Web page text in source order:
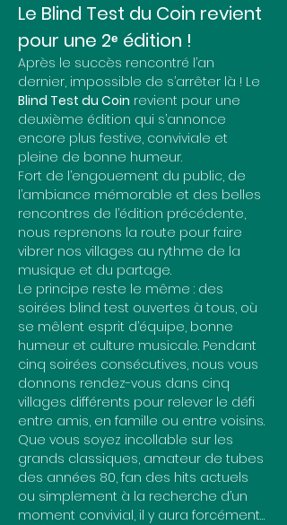
Le Blind Test du Coin revient
pour une 2ᵉ édition !
Après le succès rencontré l’an
dernier, impossible de s’arrêter là ! Le
Blind Test du Coin revient pour une
deuxième édition qui s’annonce
encore plus festive, conviviale et
pleine de bonne humeur.
Fort de l’engouement du public, de
l’ambiance mémorable et des belles
rencontres de l’édition précédente,
nous reprenons la route pour faire
vibrer nos villages au rythme de la
musique et du partage.
Le principe reste le même : des
soirées blind test ouvertes à tous, où
se mêlent esprit d’équipe, bonne
humeur et culture musicale. Pendant
cinq soirées consécutives, nous vous
donnons rendez-vous dans cinq
villages différents pour relever le défi
entre amis, en famille ou entre voisins.
Que vous soyez incollable sur les
grands classiques, amateur de tubes
des années 80, fan des hits actuels
ou simplement à la recherche d’un
moment convivial, il y aura forcément…